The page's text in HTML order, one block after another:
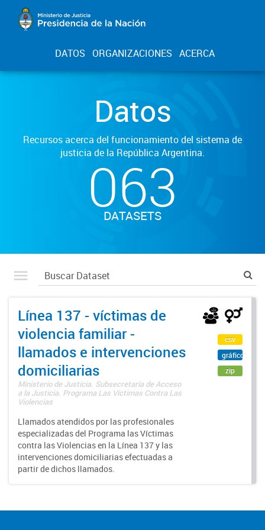
DATOS ORGANIZACIONES ACERCA
Datos
Recursos acerca del funcionamiento del sistema de
justicia de la República Argentina.
063
DATASETS
Línea 137 - víctimas de
violencia familiar -
llamados e intervenciones
domiciliarias
Ministerio de Justicia. Subsecretaría de Acceso
a la Justicia. Programa Las Víctimas Contra Las
Violencias
Llamados atendidos por las profesionales
especializadas del Programa las Víctimas
contra las Violencias en la Línea 137 y las
intervenciones domiciliarias efectuadas a
partir de dichos llamados.
csv
gráfico
zip